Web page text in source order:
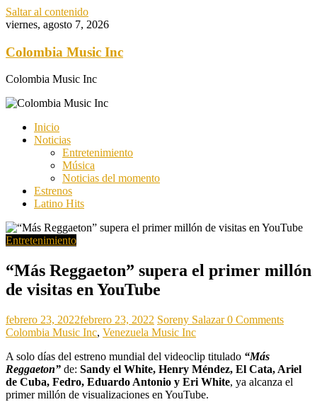
Saltar al contenido
viernes, agosto 7, 2026
Colombia Music Inc
Colombia Music Inc
Inicio
Noticias
Entretenimiento
Música
Noticias del momento
Estrenos
Latino Hits
Entretenimiento
“Más Reggaeton” supera el primer millón
de visitas en YouTube
febrero 23, 2022febrero 23, 2022 Soreny Salazar0 Comments
Colombia Music Inc, Venezuela Music Inc
A solo días del estreno mundial del videoclip titulado “Más
Reggaeton” de: Sandy el White, Henry Méndez, El Cata, Ariel
de Cuba, Fedro, Eduardo Antonio y Eri White, ya alcanza el
primer millón de visualizaciones en YouTube.